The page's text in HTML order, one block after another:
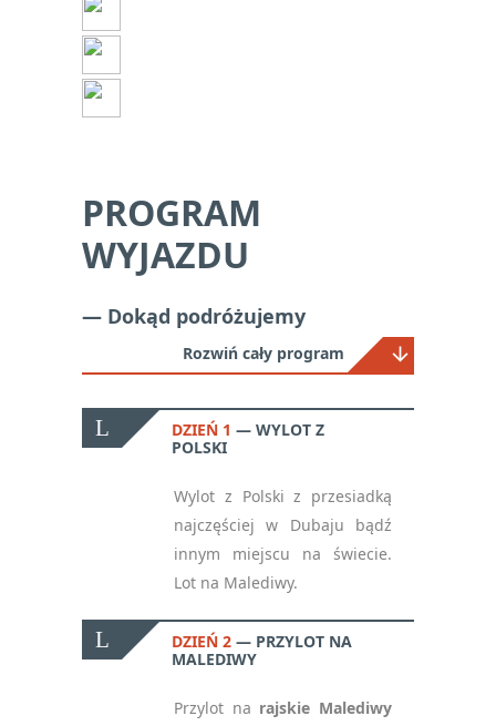
PROGRAM
WYJAZDU
— Dokąd podróżujemy
Rozwiń cały program
DZIEŃ 1
WYLOT Z
POLSKI
Wylot z Polski z przesiadką
najczęściej w Dubaju bądź
innym miejscu na świecie.
Lot na Malediwy.
DZIEŃ 2
PRZYLOT NA
MALEDIWY
Przylot na rajskie Malediwy